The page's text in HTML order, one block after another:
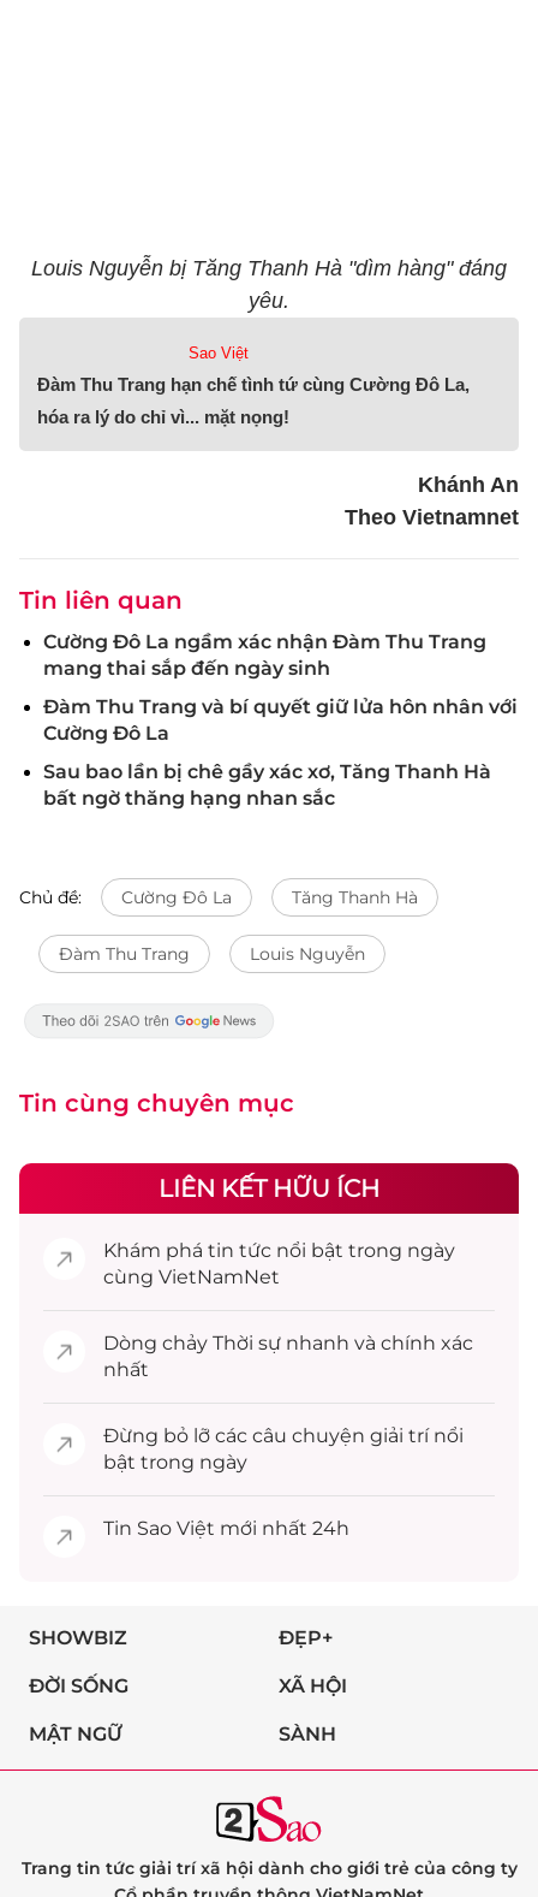
Louis Nguyễn bị Tăng Thanh Hà "dìm hàng" đáng
yêu.
Sao Việt
Đàm Thu Trang hạn chế tình tứ cùng Cường Đô La,
hóa ra lý do chỉ vì... mặt nọng!
Khánh An
Theo Vietnamnet
Tin liên quan
Cường Đô La ngầm xác nhận Đàm Thu Trang
mang thai sắp đến ngày sinh
Đàm Thu Trang và bí quyết giữ lửa hôn nhân với
Cường Đô La
Sau bao lần bị chê gầy xác xơ, Tăng Thanh Hà
bất ngờ thăng hạng nhan sắc
Chủ đề: Cường Đô La Tăng Thanh Hà
Đàm Thu Trang Louis Nguyễn
Tin cùng chuyên mục
LIÊN KẾT HỮU ÍCH
Khám phá tin tức nổi bật trong ngày
cùng VietNamNet
Dòng chảy Thời sự nhanh và chính xác
nhất
Đừng bỏ lỡ các câu chuyện giải trínổi
bật trong ngày
Tin Sao Việt mới nhất 24h
SHOWBIZ ĐẸP+
ĐỜI SỐNG XÃ HỘI
MẬT NGỮ SÀNH
Trang tin tức giải trí xã hội dành cho giới trẻ của công ty